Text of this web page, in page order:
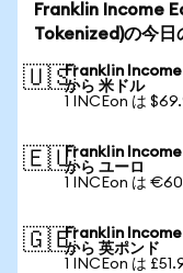
Franklin Income
Tokenized)の今日
🇺🇸Franklin
から 米ドル
1 INCEon は
🇪🇺Franklin
から ユーロ
1 INCEon は
🇬🇧Franklin
から 英ポンド
1 INCEon は